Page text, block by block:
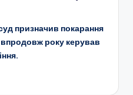
призначив покарання
року керував